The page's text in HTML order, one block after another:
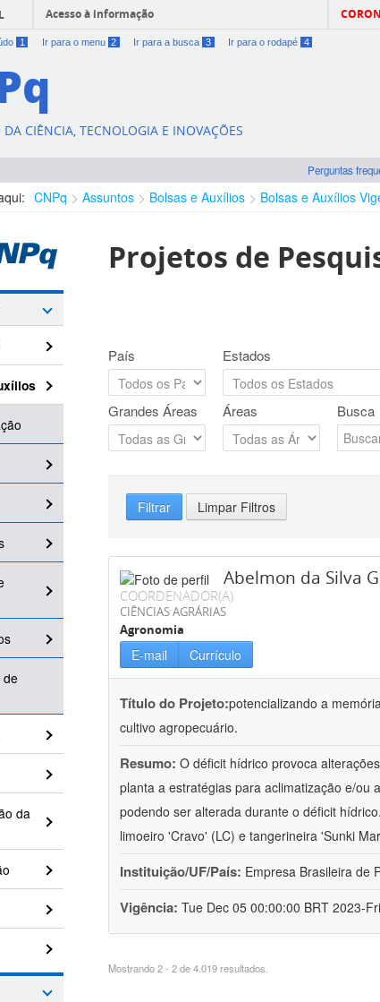
Acesso à informação
1 Ir para o menu 2 Ir para a busca 3 Ir para o rodapé 4
CIÊNCIA, TECNOLOGIA E INOVAÇÕES
Perguntas
CNPq Assuntos Bolsas e Auxílios Bolsas e Auxílios
de
da
Projetos de
País Estados
Grandes Áreas Áreas Busca
Filtrar Limpar Filtros
Abelmon da Silva
COORDENADOR(A)
CIÊNCIAS AGRÁRIAS
Agronomia
E-mail Currículo
Título do Projeto:potencializando a
cultivo agropecuário.
Resumo: O déficit hídrico provoca
planta a estratégias para aclimatização e/ou
podendo ser alterada durante o déficit
limoeiro 'Cravo' (LC) e tangerineira 'Sunki
Instituição/UF/País: Empresa Brasileira de
Vigência: Tue Dec 05 00:00:00 BRT 2023-
Mostrando 2 - 2 de 4.019 resultados.